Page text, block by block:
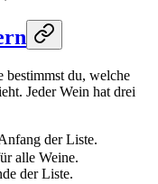
bestimmst du, welche
Jeder Wein hat drei
der Liste.
alle Weine.
der Liste.